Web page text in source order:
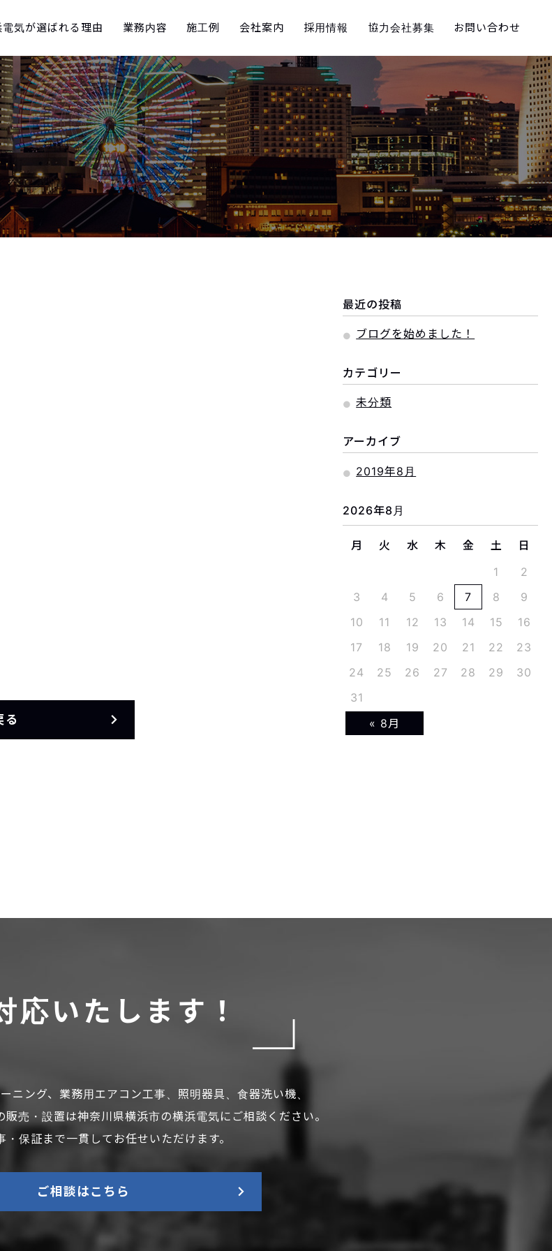
電気が選ばれる理由 業務内容 施工例 会社案内 採用情報 協力会社募集 お問い合わせ
る
最近の投稿
ブログを始めました！
カテゴリー
未分類
アーカイブ
2019年8月
2026年8月
月 火 水 木 金 土 日
« 8月
1
2
3
4 5 6 7 8
9
10
11 12 13 14 15
16
17
18 19 20 21 22
23
24
25 26 27 28 29
30
31
応いたします！
ニング、業務用エアコン工事、照明器具、食器洗い機、
売・設置は神奈川県横浜市の横浜電気にご相談ください。
・保証まで一貫してお任せいただけます。
ご相談はこちら